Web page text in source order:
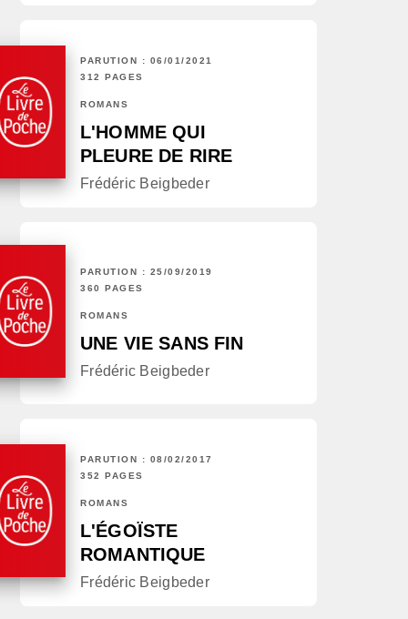
PARUTION : 06/01/2021
312 PAGES
ROMANS
L'HOMME QUI
PLEURE DE RIRE
Frédéric Beigbeder
PARUTION : 25/09/2019
360 PAGES
ROMANS
UNE VIE SANS FIN
Frédéric Beigbeder
PARUTION : 08/02/2017
352 PAGES
ROMANS
L'ÉGOÏSTE
ROMANTIQUE
Frédéric Beigbeder